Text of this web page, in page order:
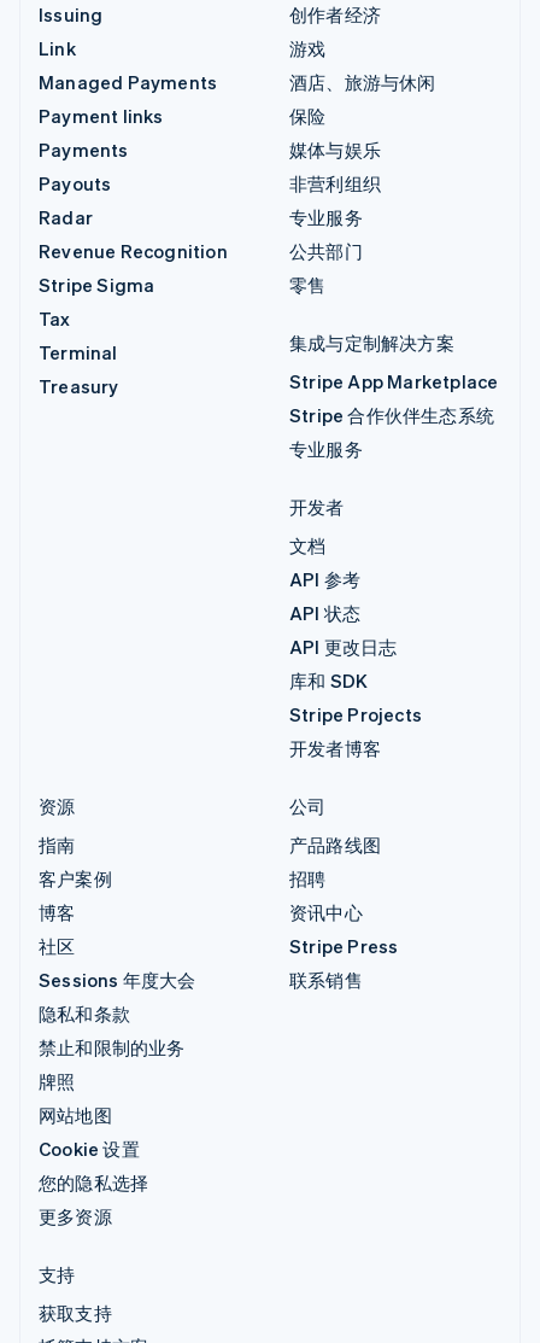
Issuing
Link
Managed Payments
Payment links
Payments
Payouts
Radar
Revenue Recognition
Stripe Sigma
Tax
Terminal
Treasury
创作者经济
游戏
酒店、旅游与休闲
保险
媒体与娱乐
非营利组织
专业服务
公共部门
零售
集成与定制解决方案
Stripe App Marketplace
Stripe 合作伙伴生态系统
专业服务
开发者
文档
API 参考
API 状态
API 更改日志
库和 SDK
Stripe Projects
开发者博客
资源
指南
客户案例
博客
社区
Sessions 年度大会
隐私和条款
禁止和限制的业务
牌照
网站地图
Cookie 设置
您的隐私选择
更多资源
公司
产品路线图
招聘
资讯中心
Stripe Press
联系销售
支持
获取支持